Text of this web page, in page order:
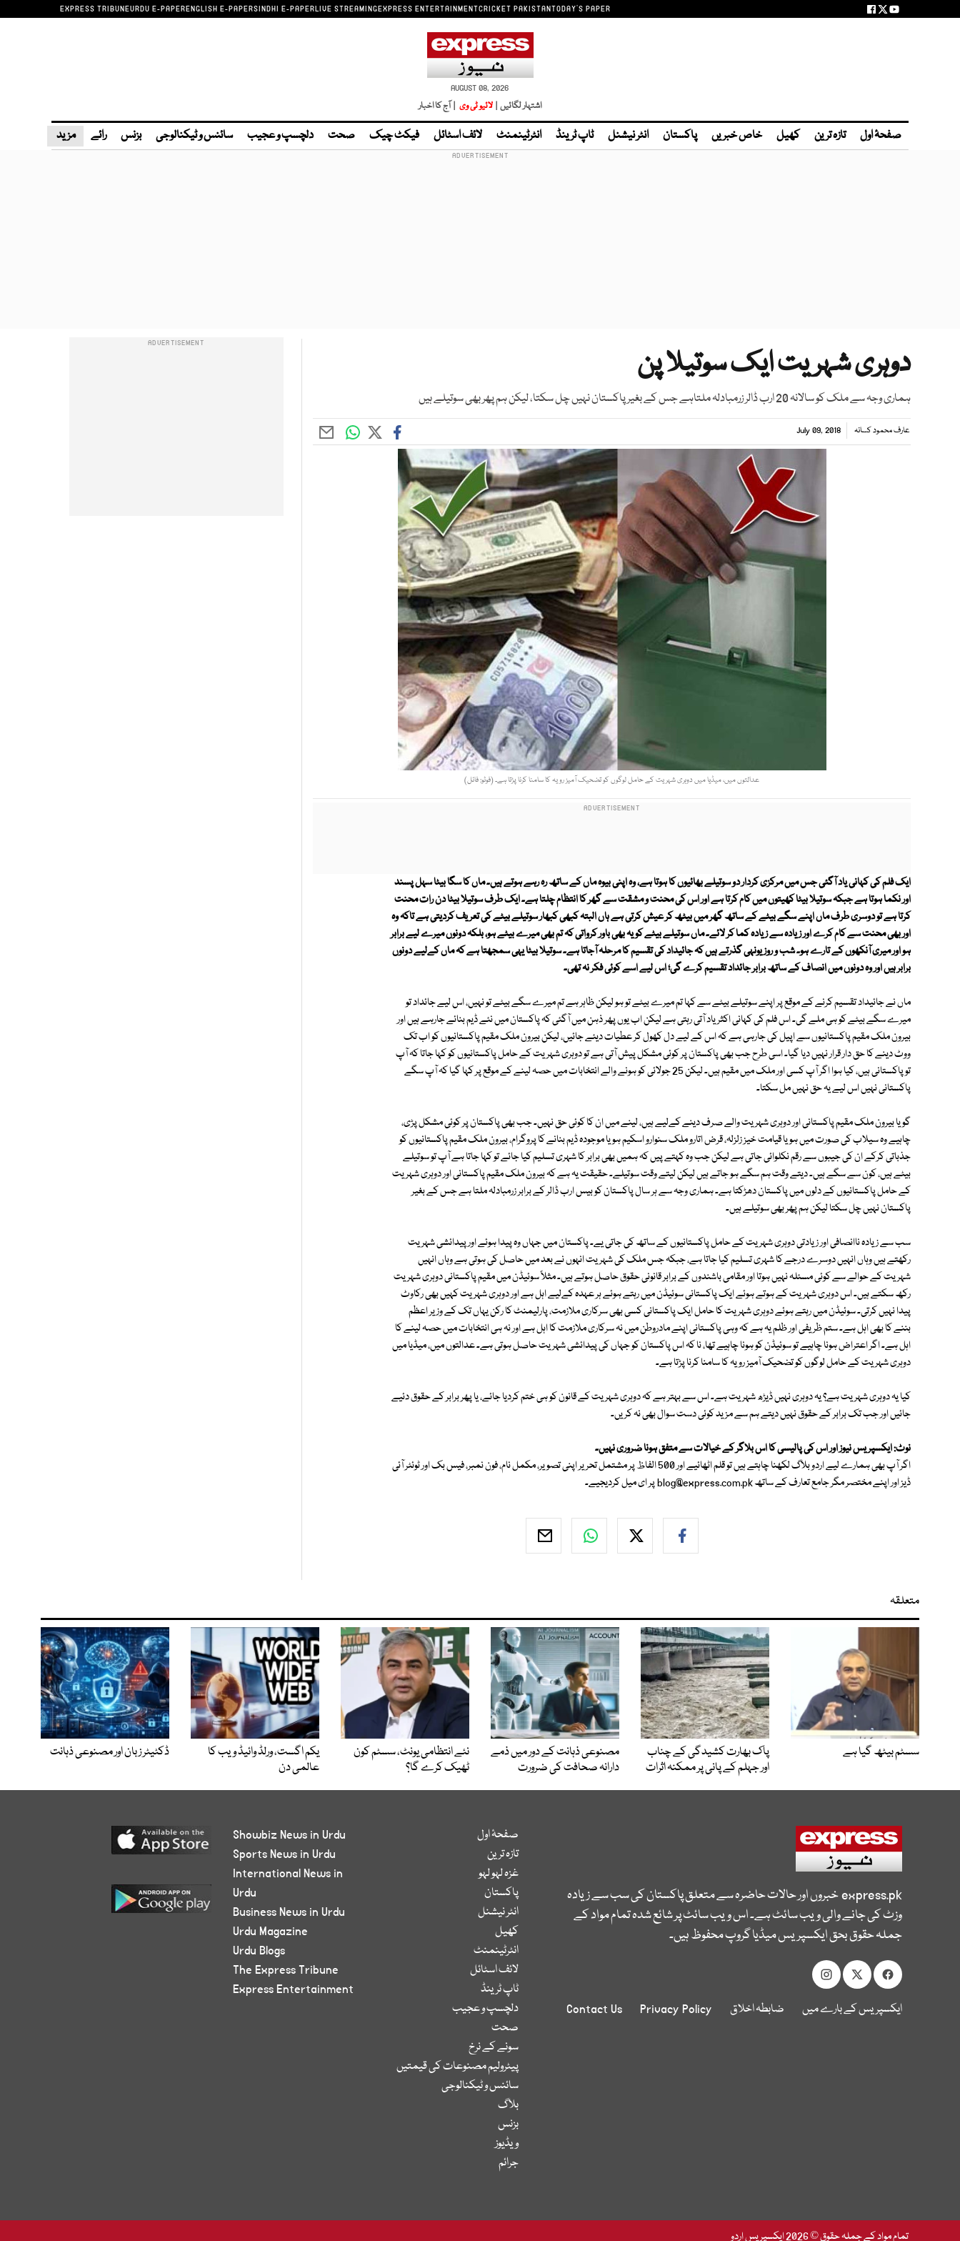
EXPRESS TRIBUNEURDU E-PAPERENGLISH E-PAPERSINDHI E-PAPERLIVE STREAMINGEXPRESS ENTERTAINMENTCRICKET PAKISTANTODAY'S PAPER
AUGUST 08, 2026
اشتہار لگائیں | لائیو ٹی وی | آج کا اخبار
صفحۂ اول تازہ ترین کھیل خاص خبریں پاکستان انٹر نیشنل ٹاپ ٹرینڈ انٹرٹینمنٹ لائف اسٹائل فیکٹ چیک صحت دلچسپ و عجیب سائنس و ٹیکنالوجی بزنس رائے مزید
دوہری شہریت ایک سوتیلا پن
ہماری وجہ سے ملک کو سالانہ 20 ارب ڈالر زرمبادلہ ملتاہے جس کے بغیر پاکستان نہیں چل سکتا، لیکن ہم پھر بھی سوتیلے ہیں
عارف محمود کسانہ July 09, 2018
عدالتوں میں، میڈیا میں دوہری شہریت کے حامل لوگوں کو تضحیک آمیز رویہ کا سامنا کرنا پڑتا ہے۔ (فوٹو: فائل)
ایک فلم کی کہانی یاد آگئی جس میں مرکزی کردار دو سوتیلے بھائیوں کا ہوتا ہے، وہ اپنی بیوہ ماں کے ساتھ رہ رہے ہوتے ہیں۔ ماں کا سگا بیٹا سہل پسند
اور نکما ہوتا ہے جبکہ سوتیلا بیٹا کھیتوں میں کام کرتا ہے اور اس کی محنت و مشقت سے گھر کا انتظام چلتا ہے۔ ایک طرف سوتیلا بیٹا دن رات محنت
کرتا ہے تو دوسری طرف ماں اپنے سگے بیٹے کے ساتھ گھر میں بیٹھ کر عیش کرتی ہے ہاں البتہ کبھی کبھار سوتیلے بیٹے کی تعریف کردیتی ہے تاکہ وہ
اور بھی محنت سے کام کرے اور زیادہ سے زیادہ کما کر لائے۔ ماں سوتیلے بیٹے کو یہ بھی باور کرواتی کہ تم بھی میرے بیٹے ہو، بلکہ دونوں میرے لیے برابر
ہو اور میری آنکھوں کے تارے ہو۔ شب و روز یونہی گذرتے ہیں کہ جائیداد کی تقسیم کا مرحلہ آجاتا ہے۔ سوتیلا بیٹا یہی سمجھتا ہے کہ ماں کےلیے دونوں
برابر ہیں اور وہ دونوں میں انصاف کے ساتھ برابر جائداد تقسیم کرے گی؛ اس لیے اسے کوئی فکر نہ تھی۔
ماں نے جائیداد تقسیم کرنے کے موقع پر اپنے سوتیلے بیٹے سے کہا تم میرے بیٹے تو ہو لیکن ظاہر ہے تم میرے سگے بیٹے تو نہیں، اس لیے جائداد تو
میرے سگے بیٹے کو ہی ملے گی۔ اس فلم کی کہانی اکثر یاد آتی رہتی ہے لیکن اب یوں پھر ذہن میں آگئی کہ پاکستان میں نئے ڈیم بنائے جارہے ہیں اور
بیرون ملک مقیم پاکستانیوں سے اپیل کی جارہی ہے کہ اس کے لیے دل کھول کر عطیات دیئے جائیں، لیکن بیرون ملک مقیم پاکستانیوں کو اب تک
ووٹ دینے کا حق دار قرار نہیں دیا گیا۔ اسی طرح جب بھی پاکستان پر کوئی مشکل پیش آتی ہے تو دوہری شہریت کے حامل پاکستانیوں کو کہا جاتا کہ آپ
تو پاکستانی ہیں، کیا ہوا اگر آپ کسی اور ملک میں مقیم ہیں۔ لیکن 25 جولائی کو ہونے والے انتخابات میں حصہ لینے کے موقع پر کہا گیا کہ آپ سگے
پاکستانی نہیں اس لیے یہ حق نہیں مل سکتا۔
گویا بیرون ملک مقیم پاکستانی اور دوہری شہریت والے صرف دینے کےلیے ہیں، لینے میں ان کا کوئی حق نہیں۔ جب بھی پاکستان پر کوئی مشکل پڑی،
چاہیے وہ سیلاب کی صورت میں ہو یا قیامت خیز زلزلہ، قرض اتارو ملک سنوارو اسکیم ہو یا موجودہ ڈیم بنانے کا پروگرام، بیرون ملک مقیم پاکستانیوں کو
جذباتی کرکے ان کی جیبوں سے رقم نکلوائی جاتی ہے لیکن جب وہ کہتے پیں کہ ہمیں بھی برابر کا شہری تسلیم کیا جائے تو کہا جاتا ہے آپ تو سوتیلے
بیٹے ہیں، کون سے سگے ہیں۔ دیتے وقت ہم سگے ہو جاتے ہیں لیکن لیتے وقت سوتیلے۔ حقیقت یہ ہے کہ بیرون ملک مقیم پاکستانی اور دوہری شہریت
کے حامل پاکستانیوں کے دلوں میں پاکستان دھڑکتا ہے۔ ہماری وجہ سے ہر سال پاکستان کو بیس ارب ڈالر کے برابر زرمبادلہ ملتا ہے جس کے بغیر
پاکستان نہیں چل سکتا لیکن ہم پھر بھی سوتیلے ہیں۔
سب سے زیادہ ناانصافی اور زیادتی دوہری شہریت کے حامل پاکستانیوں کے ساتھ کی جاتی یے۔ پاکستان میں جہاں وہ پیدا ہوئے اور پیدائشی شہریت
رکھتے ہیں وہاں انہیں دوسرے درجے کا شہری تسلیم کیا جاتا ہے، جبکہ جس ملک کی شہریت انہوں نے بعد میں حاصل کی ہوتی ہے وہاں انہیں
شہریت کے حوالے سے کوئی مسئلہ نہیں ہوتا اور مقامی باشندوں کے برابر قانونی حقوق حاصل ہوتے ہیں۔ مثلاً سوئیڈن میں مقیم پاکستانی دوہری شہریت
رکھ سکتے ہیں۔ اس دوہری شہریت کے ہوتے ہوئے ایک پاکستانی سوئیڈن میں رہتے ہوئے ہر عہدہ کےلیے اہل ہے اور دوہری شہریت کہیں بھی رکاوٹ
پیدا نہیں کرتی۔ سوئیڈن میں رہتے ہوئے دوہری شہریت کا حامل ایک پاکستانی کسی بھی سرکاری ملازمت، پارلیمنٹ کا رکن یہاں تک کے وزیر اعظم
بننے کا بھی اہل ہے۔ ستم ظریفی اور ظلم یہ ہے کہ وہی پاکستانی اپنے مادروطن میں نہ سرکاری ملازمت کا اہل ہے اور نہ ہی انتخابات میں حصہ لینے کا
اہل ہے۔ اگر اعتراض ہونا چاہیے تو سوئیڈن کو ہونا چاہیے تھا، نا کہ اس پاکستان کو جہاں کی پیدائشی شہریت حاصل ہوتی ہے۔ عدالتوں میں، میڈیا میں
دوہری شہریت کے حامل لوگوں کو تضحیک آمیز رویہ کا سامنا کرنا پڑتا ہے۔
کیا یہ دوہری شہریت ہے؟ یہ دوہری نہیں ڈیڑھ شہریت ہے۔ اس سے بہتر ہے کہ دوہری شہریت کے قانون کو ہی ختم کردیا جائے، یا پھر برابر کے حقوق دئیے
جائیں اور جب تک برابر کے حقوق نہیں دیتے ہم سے مزید کوئی دست سوال بھی نہ کریں۔
نوٹ: ایکسپریس نیوز اور اس کی پالیسی کا اس بلاگر کے خیالات سے متفق ہونا ضروری نہیں۔
اگر آپ بھی ہمارے لیے اردو بلاگ لکھنا چاہتے ہیں تو قلم اٹھائیے اور 500 الفاظ پر مشتمل تحریر اپنی تصویر، مکمل نام، فون نمبر، فیس بک اور ٹوئٹر آئی
ڈیز اور اپنے مختصر مگر جامع تعارف کے ساتھblog@express.com.pkپر ای میل کردیجیے۔
متعلقہ
سسٹم بیٹھ گیا ہے
پاک بھارت کشیدگی کے چناب
اور جہلم کے پانی پر ممکنہ اثرات
مصنوعی ذہانت کے دور میں ذمے
دارانہ صحافت کی ضرورت
نئے انتظامی یونٹ، سسٹم کون
ٹھیک کرے گا؟
یکم اگست، ورلڈ وائیڈ ویب کا
عالمی دن
ڈکٹیٹر زبان اور مصنوعی ذہانت
express.pkخبروں اور حالات حاضرہ سے متعلق پاکستان کی سب سے زیادہ
وزٹ کی جانے والی ویب سائٹ ہے۔ اس ویب سائٹ پر شائع شدہ تمام مواد کے
جملہ حقوق بحق ایکسپریس میڈیا گروپ محفوظ ہیں۔
ایکسپریس کے بارے میں ضابطہ اخلاق Privacy Policy
Contact Us
صفحۂ اول
تازہ ترین
غزہ لہو لہو
پاکستان
انٹر نیشنل
کھیل
انٹرٹینمنٹ
لائف اسٹائل
ٹاپ ٹرینڈ
دلچسپ و عجیب
صحت
سونے کے نرخ
پیٹرولیم مصنوعات کی قیمتیں
سائنس و ٹیکنالوجی
بلاگ
بزنس
ویڈیوز
جرائم
Showbiz News in Urdu
Sports News in Urdu
International News in
Urdu
Business News in Urdu
Urdu Magazine
Urdu Blogs
The Express Tribune
Express Entertainment
تمام مواد کے جملہ حقوق © 2026 ایکسپریس اردو